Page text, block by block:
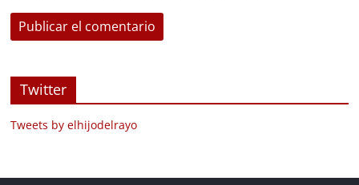
Twitter
Tweets by elhijodelrayo